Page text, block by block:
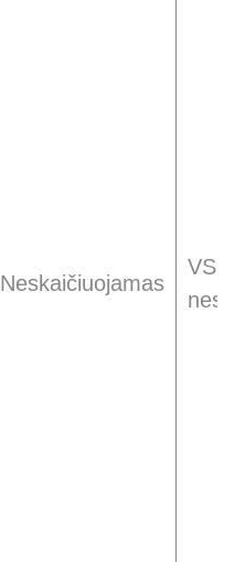
Neskaičiuojamas
VSDĮ